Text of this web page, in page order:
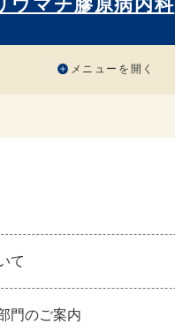
メニューを開く
て
門のご案内